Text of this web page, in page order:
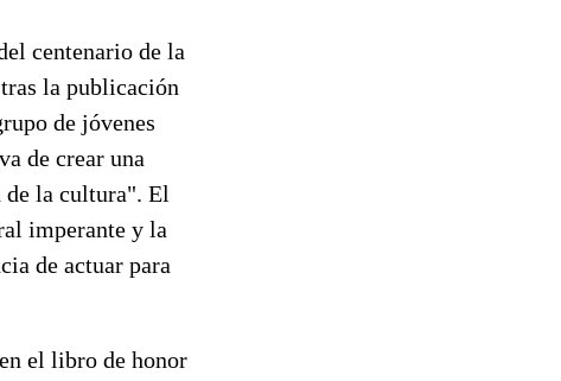
centenario de la
la publicación
de jóvenes
de crear una
la cultura". El
imperante y la
de actuar para
el libro de honor